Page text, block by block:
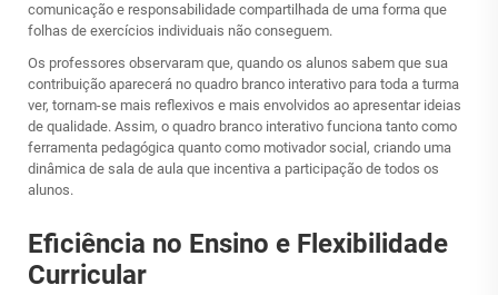
comunicação e responsabilidade compartilhada de uma forma que
folhas de exercícios individuais não conseguem.
Os professores observaram que, quando os alunos sabem que sua
contribuição aparecerá no quadro branco interativo para toda a turma
ver, tornam-se mais reflexivos e mais envolvidos ao apresentar ideias
de qualidade. Assim, o quadro branco interativo funciona tanto como
ferramenta pedagógica quanto como motivador social, criando uma
dinâmica de sala de aula que incentiva a participação de todos os
alunos.
Eficiência no Ensino e Flexibilidade
Curricular